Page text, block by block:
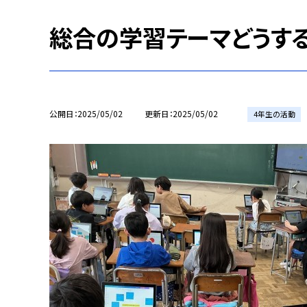
総合の学習テーマどうす
公開日 2025/05/02 更新日 2025/05/02 4年生の活動